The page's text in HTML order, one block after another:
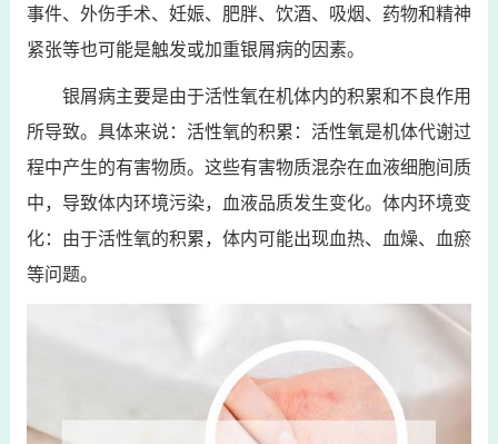
事件、外伤手术、妊娠、肥胖、饮酒、吸烟、药物和精神
紧张等也可能是触发或加重银屑病的因素。
银屑病主要是由于活性氧在机体内的积累和不良作用
所导致。具体来说：活性氧的积累：活性氧是机体代谢过
程中产生的有害物质。这些有害物质混杂在血液细胞间质
中，导致体内环境污染，血液品质发生变化。体内环境变
化：由于活性氧的积累，体内可能出现血热、血燥、血瘀
等问题。